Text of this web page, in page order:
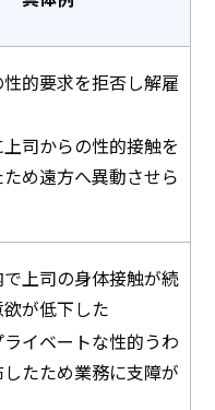
的要求を拒否し解雇
司からの性的接触を
め遠方へ異動させら
上司の身体接触が続
が低下した
イベートな性的うわ
たため業務に支障が